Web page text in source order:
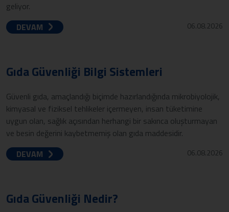
geliyor.
DEVAM
06.08.2026
Gıda Güvenliği Bilgi Sistemleri
Güvenli gıda, amaçlandığı biçimde hazırlandığında mikrobiyolojik,
kimyasal ve fiziksel tehlikeler içermeyen, insan tüketimine
uygun olan, sağlık açısından herhangi bir sakınca oluşturmayan
ve besin değerini kaybetmemiş olan gıda maddesidir.
DEVAM
06.08.2026
Gıda Güvenliği Nedir?